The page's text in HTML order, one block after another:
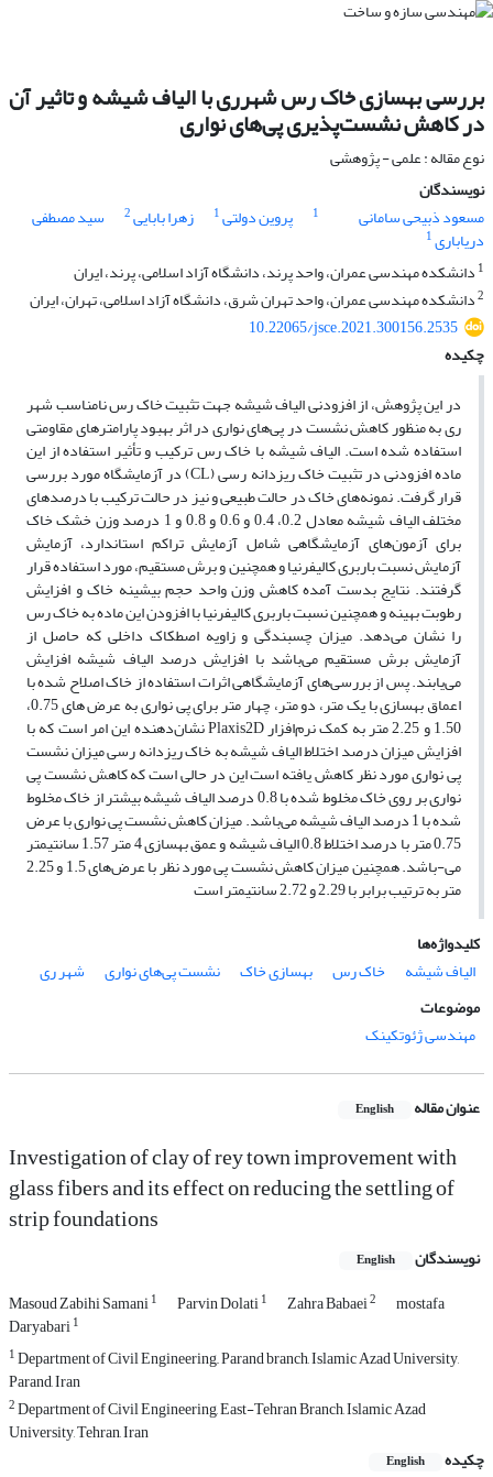
بررسی بهسازی خاک رس شهرری با الیاف شیشه و تاثیر آن
در کاهش نشست‌پذیری پی‌های نواری
نوع مقاله : علمی - پژوهشی
نویسندگان
مسعود ذبیحی سامانی
1 پروین دولتی1 زهرا بابایی2 سید مصطفی
دریاباری1
1 دانشکده مهندسی عمران، واحد پرند، دانشگاه آزاد اسلامی، پرند، ایران
2دانشکده مهندسی عمران، واحد تهران شرق، دانشگاه آزاد اسلامی، تهران، ایران
10.22065/jsce.2021.300156.2535
چکیده
در این پژوهش، از افزودنی‌ الیاف شیشه جهت تثبیت خاک رس نامناسب شهر
ری به منظور کاهش نشست در پی‌های نواری در اثر بهبود پارامترهای مقاومتی
استفاده شده است. الیاف شیشه با خاک رس ترکیب و تأثیر استفاده از این
ماده افزودنی در تثبیت خاک ریزدانه رسی (CL) در آزمایشگاه مورد بررسی
قرار گرفت. نمونه‌های خاک در حالت طبیعی و نیز در حالت ترکیب با درصد‌های
مختلف الیاف شیشه معادل 0.2، 0.4 و 0.6 و 0.8 و 1 درصد وزن خشک خاک
برای آزمون‌های آزمایشگاهی شامل آزمایش تراکم استاندارد، آزمایش
آزمایش نسبت باربری کالیفرنیا و همچنین و برش مستقیم، مورد استفاده قرار
گرفتند. نتایج بدست آمده کاهش وزن واحد حجم بیشینه خاک و افزایش
رطوبت بهینه و همچنین نسبت باربری کالیفرنیا با افزودن این ماده به خاک رس
را نشان می‌دهد. میزان چسبندگی و زاویه اصطکاک داخلی که حاصل از
آزمایش برش مستقیم می‌باشد با افزایش درصد الیاف شیشه افزایش
می‌یابند. پس از بررسی‌های آزمایشگاهی اثرات استفاده از خاک اصلاح شده با
اعماق بهسازی با یک متر، دو متر، چهار متر برای پی نواری به عرض های 0.75،
1.50 و 2.25 متر به کمک نرم‌افزار Plaxis2D نشان‌دهنده این امر است که با
افزایش میزان درصد اختلاط الیاف شیشه به خاک ریزدانه رسی میزان نشست
پی نواری مورد نظر کاهش یافته است این در حالی است که کاهش نشست پی
نواری بر روی خاک مخلوط شده با 0.8 درصد الیاف شیشه بیشتر از خاک مخلوط
شده با 1 درصد الیاف شیشه می‌باشد. میزان کاهش نشست پی نواری با عرض
0.75 متر با درصد اختلاط 0.8 الیاف شیشه و عمق بهسازی 4 متر 1.57 سانتیمتر
می-باشد. همچنین میزان کاهش نشست پی مورد نظر با عرض‌های 1.5 و 2.25
متر به ترتیب برابر با 2.29 و 2.72 سانتیمتر است
کلیدواژه‌ها
الیاف شیشه
خاک رس بهسازی خاک نشست پی‌های نواری
شهر ری
موضوعات
مهندسی ژئوتکینک
عنوان مقاله English
Investigation of clay of rey town improvement with
glass fibers and its effect on reducing the settling of
strip foundations
نویسندگان English
Masoud Zabihi Samani1 Parvin Dolati1 Zahra Babaei2 mostafa
Daryabari1
1Department of Civil Engineering,, Parand branch, Islamic Azad University,
Parand, Iran
2Department of Civil Engineering, East-Tehran Branch, Islamic Azad
University, Tehran, Iran
چکیده
English